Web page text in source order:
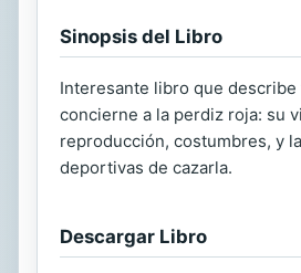
Sinopsis del Libro
Interesante libro que describe
concierne a la perdiz roja: su
reproducción, costumbres, y
deportivas de cazarla.
Descargar Libro